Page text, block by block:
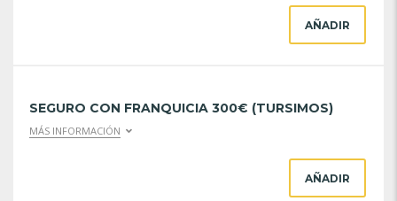
AÑADIR
SEGURO CON FRANQUICIA 300€ (TURSIMOS)
MÁS INFORMACIÓN
AÑADIR